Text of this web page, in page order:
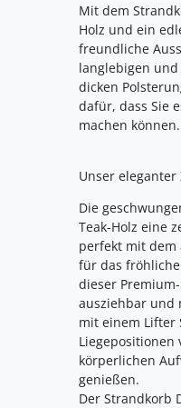
Mit dem
Holz und ein
freundliche
langlebigen
dicken
dafür, dass Sie
machen können.
Unser
Die
Teak-Holz eine
perfekt mit dem
für das
dieser
ausziehbar und
mit einem Lifter
Liegepositionen
körperlichen
genießen.
Der Strandkorb